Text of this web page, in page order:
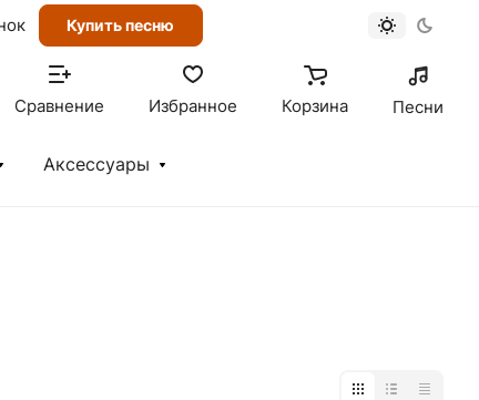
Купить песню
Сравнение Избранное Корзина Песни
Аксессуары